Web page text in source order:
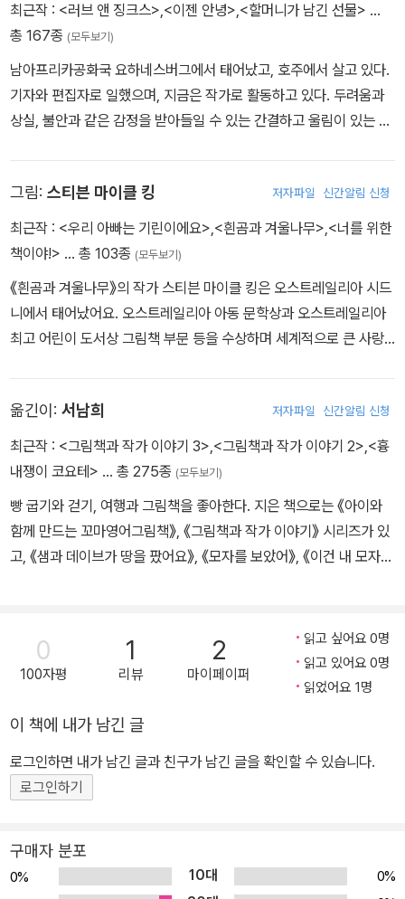
고양이를 지나치며 제 엄마를 찾아가는 과정이 애틋하게 그려져 있
다.
최근작 : <러브 앤 징크스>,<이젠 안녕>,<할머니가 남긴 선물> …
총 167종 (모두보기)
남아프리카공화국 요하네스버그에서 태어났고, 호주에서 살고 있다.
기자와 편집자로 일했으며, 지금은 작가로 활동하고 있다. 두려움과
상실, 불안과 같은 감정을 받아들일 수 있는 간결하고 울림이 있는 이
이상의 책을 출간하였고 케이트 그린어웨이 상, 호주어린이 도서관
협회에서 선정한 ‘올해의 그림책 상’, ‘어린이가 뽑은 책 상’ 등을 수상
하였으며 2022년에는 한스 크리스티안 안데르센 어워드에 노미네이
그림: 스티븐 마이클 킹 저자파일 신간알림 신청
최근작 : <우리 아빠는 기린이에요>,<흰곰과 겨울나무>,<너를 위한
책이야!> … 총 103종 (모두보기)
《흰곰과 겨울나무》의 작가 스티븐 마이클 킹은 오스트레일리아 시드
니에서 태어났어요. 오스트레일리아 아동 문학상과 오스트레일리아
최고 어린이 도서상 그림책 부문 등을 수상하며 세계적으로 큰 사랑
루어가는 작가입니다. 아이들의 우정과 외로움, 진정한 행복의 의미
를 시적이며 울림이 있는 이야기로 따뜻하게 그려내고 있습니다. 뛰
어난 일러스트레이터에게 주는 크리톤 상(The Crichton Award fo
ly Therapy Award)의 첫 회 수상 작가이기도 합니다. 《흰곰과 겨울
나무》를 비롯하여 《내 짝꿍 에이미》, 《폴짝폴짝 에이미》, 《내 이름은
똥개》, 《아빠, 나 사랑해요?》, 《패트리시아》 등 많은 작품이 있습니
옮긴이: 서남희 저자파일 신간알림 신청
최근작 : <그림책과 작가 이야기 3>,<그림책과 작가 이야기 2>,<흉
내쟁이 코요테> … 총 275종 (모두보기)
빵 굽기와 걷기, 여행과 그림책을 좋아한다. 지은 책으로는 《아이와
함께 만드는 꼬마영어그림책》, 《그림책과 작가 이야기》 시리즈가 있
고, 《샘과 데이브가 땅을 팠어요》, 《모자를 보았어》, 《이건 내 모자가
0
100자평
1
리뷰
2
마이페이퍼
읽고 싶어요 0명
읽고 있어요 0명
읽었어요 1명
이 책에 내가 남긴 글
로그인하면 내가 남긴 글과 친구가 남긴 글을 확인할 수 있습니다.
로그인하기
구매자 분포
0% 10대
0%